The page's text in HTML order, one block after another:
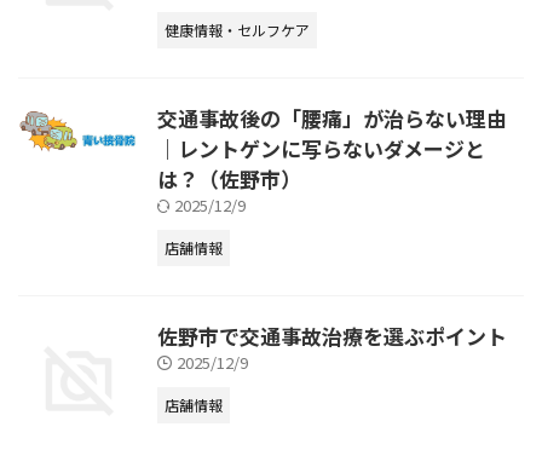
健康情報・セルフケア
交通事故後の「腰痛」が治らない理由
｜レントゲンに写らないダメージと
は？（佐野市）
2025/12/9
店舗情報
佐野市で交通事故治療を選ぶポイント
2025/12/9
店舗情報